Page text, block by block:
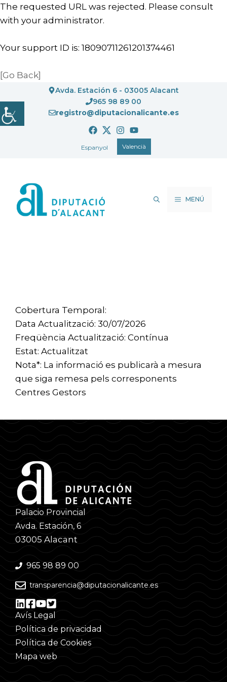
The requested URL was rejected. Please consult
with your administrator.
Your support ID is: 18090711261201374461
[Go Back]
al
contingut
Avda. Estación 6 - 03005 Alacant
965 98 89 00
registro@diputacionalicante.es
Espanyol Valencià
MENÚ
Cobertura Temporal:
Data Actualització: 30/07/2026
Freqüència Actualització: Contínua
Estat: Actualitzat
Nota*: La informació es publicarà a mesura
que siga remesa pels corresponents
Centres Gestors
Palacio Provincial
Avda. Estación, 6
03005 Alacant
965 98 89 00
transparencia@diputacionalicante.es
Avís Legal
Política de privacidad
Política de Cookies
Mapa web